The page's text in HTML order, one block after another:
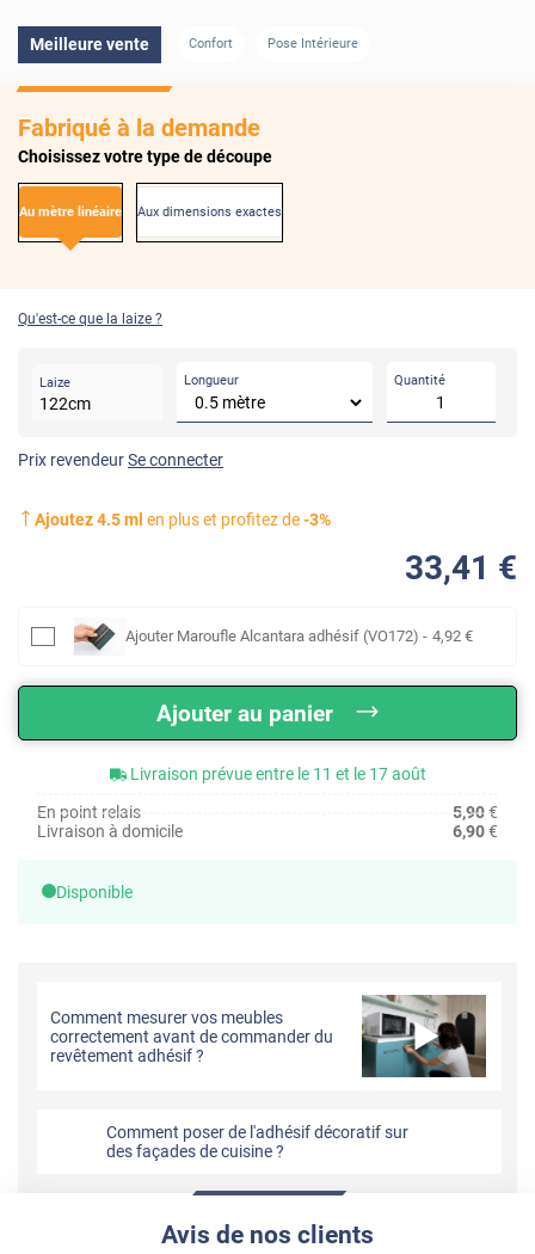
Meilleure vente Confort Pose Intérieure
Fabriqué à la demande
Choisissez votre type de découpe
Au mètre linéaire Aux dimensions exactes
Qu'est-ce que la laize ?
Laize
122cm
Longueur Quantité
Prix revendeurSe connecter
Ajoutez4.5ml en plus et profitez de-3%
33,41 €
Ajouter Maroufle Alcantara adhésif (VO172) - 4,92 €
Ajouter au panier
Livraison prévue entre le 11 et le 17 août
En point relais
5,90€
Livraison à domicile
6,90€
Disponible
Comment mesurer vos meubles
correctement avant de commander du
revêtement adhésif ?
Comment poser de l'adhésif décoratif sur
des façades de cuisine ?
Avis de nos clients